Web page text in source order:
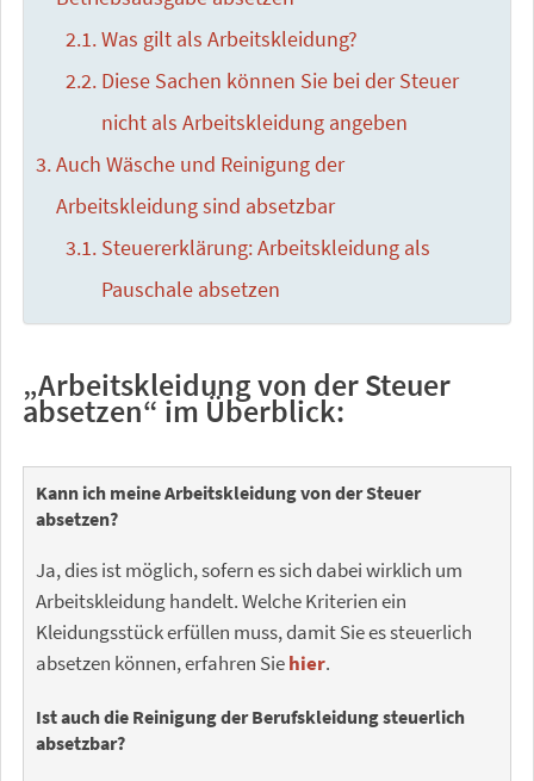
Was gilt als Arbeitskleidung?
Diese Sachen können Sie bei der Steuer
nicht als Arbeitskleidung angeben
Auch Wäsche und Reinigung der
Arbeitskleidung sind absetzbar
Steuererklärung: Arbeitskleidung als
Pauschale absetzen
„Arbeitskleidung von der Steuer
absetzen“ im Überblick:
Kann ich meine Arbeitskleidung von der Steuer
absetzen?
Ja, dies ist möglich, sofern es sich dabei wirklich um
Arbeitskleidung handelt. Welche Kriterien ein
Kleidungsstück erfüllen muss, damit Sie es steuerlich
absetzen können, erfahren Siehier.
Ist auch die Reinigung der Berufskleidung steuerlich
absetzbar?